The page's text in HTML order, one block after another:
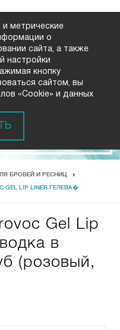
БРОВЕЙ И РЕСНИЦ
GEL LIP LINER ГЕЛЕВА�
Gel Lip
в
(розовый,
метрические
о
сайта, а также
настройки
кнопку
сайтом, вы
«Cookie» и данных